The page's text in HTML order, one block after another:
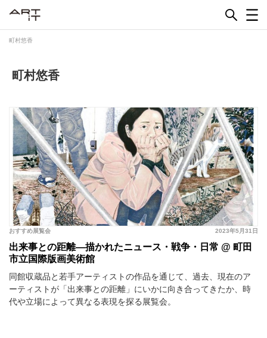
町村悠香
町村悠香
2023年5月31日
おすすめ展覧会
出来事との距離—描かれたニュース・戦争・日常 @ 町田
市立国際版画美術館
同館収蔵品と若手アーティストの作品を通じて、過去、現在のア
ーティストが「出来事との距離」にいかに向き合ってきたか、時
代や立場によって異なる表現を探る展覧会。